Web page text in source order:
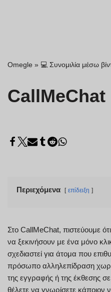
Omegle » 💻 Συνομιλία μέσω
CallMeChat
Περιεχόμενα επίδειξη
Στο CallMeChat, πιστεύουμε
να ξεκινήσουν με ένα μόνο
σχεδιαστεί για άτομα που
πρόσωπο αλληλεπίδραση
της εγγραφής ή της έκθεσης
θέλετε να γνωρίσετε κάποιον